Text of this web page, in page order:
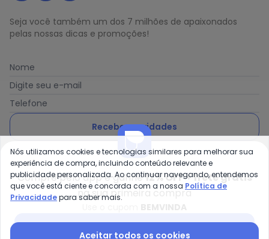
Seja você também um dos 7 milhões de apaixonados
pelas nossas dicas e promoções!
Nome
Digite seu e-mail
Telefone
Receber novidades
Ao enviar o cadastro, você concorda com a nossa Política
de Privacidade
Posthaus é uma marca da Posthaus Ltda / CNPJ:
80.462.138/0001-41
Compre pelo app e ganhe12% OFF + frete grátis
na sua primeira compra
Nós utilizamos cookies e tecnologias similares para melhorar sua
experiência de compra, incluindo conteúdo relevante e
publicidade personalizada. Ao continuar navegando, entendemos
que você está ciente e concorda com a nossa Política de
Privacidadepara saber mais.
Aceitar todos os cookies